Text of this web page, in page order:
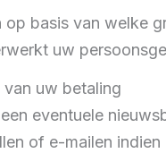
op basis van welke
uw
uw betaling
eventuele
of e-mailen